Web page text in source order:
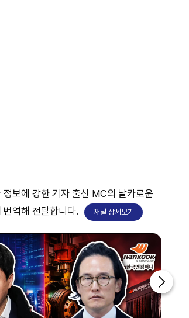
월드
보에 강한 기자 출신 MC의 날카로운
역해 전달합니다.
채널 상세보기